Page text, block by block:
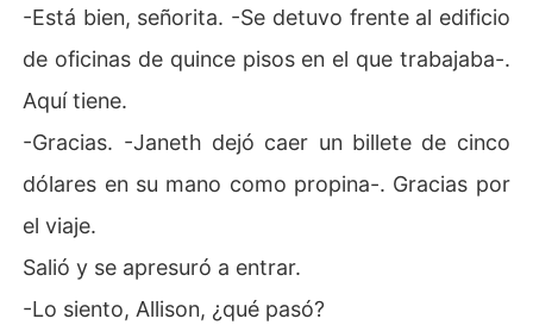
-Está bien, señorita. -Se detuvo frente al edificio
de oficinas de quince pisos en el que trabajaba-.
Aquí tiene.
-Gracias. -Janeth dejó caer un billete de cinco
dólares en su mano como propina-. Gracias por
el viaje.
Salió y se apresuró a entrar.
-Lo siento, Allison, ¿qué pasó?